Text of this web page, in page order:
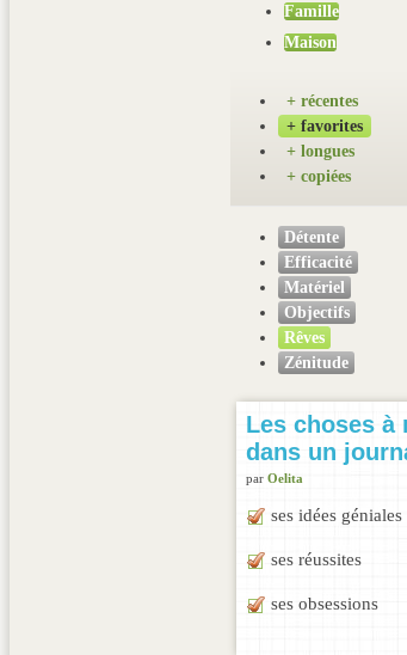
Famille
Maison
+ récentes
+ favorites
+ longues
+ copiées
Détente
Efficacité
Matériel
Objectifs
Rêves
Zénitude
Les choses à
dans un
par Oelita
ses idées géniales
ses réussites
ses obsessions